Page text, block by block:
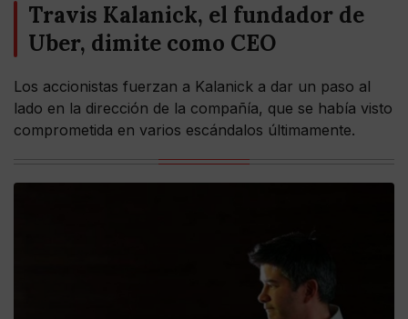
Travis Kalanick, el fundador de
Uber, dimite como CEO
Los accionistas fuerzan a Kalanick a dar un paso al
lado en la dirección de la compañía, que se había visto
comprometida en varios escándalos últimamente.